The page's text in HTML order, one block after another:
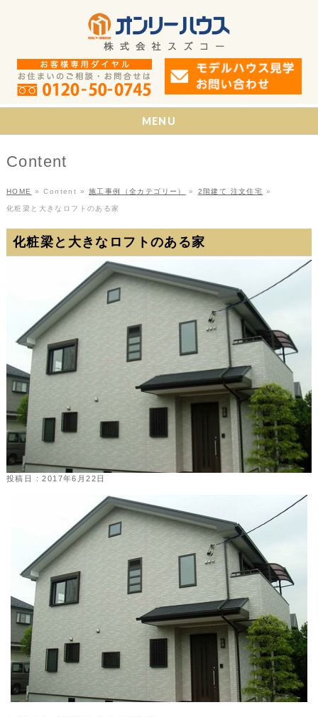
MENU
Content
HOME » Content » 施工事例（全カテゴリー） » 2階建て 注文住宅 »
化粧梁と大きなロフトのある家
化粧梁と大きなロフトのある家
投稿日 : 2017年6月22日